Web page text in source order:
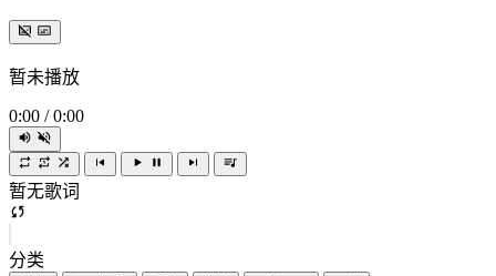
暂未播放
0:00 / 0:00
暂无歌词
分类